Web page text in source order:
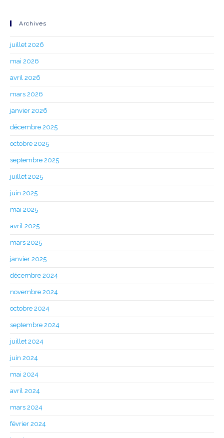
Archives
juillet 2026
mai 2026
avril 2026
mars 2026
janvier 2026
décembre 2025
octobre 2025
septembre 2025
juillet 2025
juin 2025
mai 2025
avril 2025
mars 2025
janvier 2025
décembre 2024
novembre 2024
octobre 2024
septembre 2024
juillet 2024
juin 2024
mai 2024
avril 2024
mars 2024
février 2024